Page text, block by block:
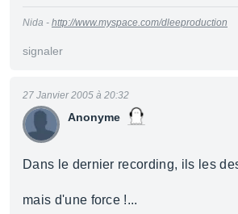
Nida - http://www.myspace.com/dleeproduction
signaler
Anonyme
27 Janvier 2005 à 20:32
Dans le dernier recording, ils les
mais d'une force !...